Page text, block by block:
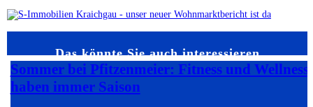
Das könnte Sie auch interessieren…
Sommer bei Pfitzenmeier: Fitness und Wellness
haben immer Saison